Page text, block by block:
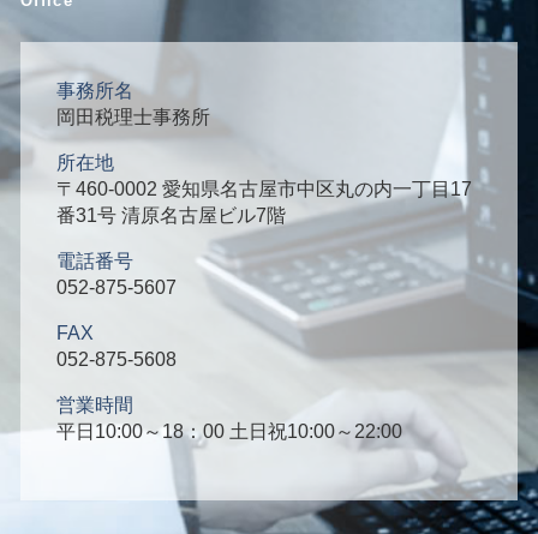
事務所名
岡田税理士事務所
所在地
〒460-0002 愛知県名古屋市中区丸の内一丁目17
番31号 清原名古屋ビル7階
電話番号
052-875-5607
FAX
052-875-5608
営業時間
平日10:00～18：00 土日祝10:00～22:00